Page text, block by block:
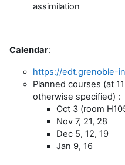
assimilation
Calendar:
https://edt.grenoble-
Planned courses (at
otherwise specified) :
Oct 3 (room
Nov 7, 21, 28
Dec 5, 12, 19
Jan 9, 16